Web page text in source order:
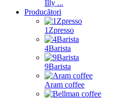
Illy ...
Producători
1Zpresso
4Barista
9Barista
Aram coffee